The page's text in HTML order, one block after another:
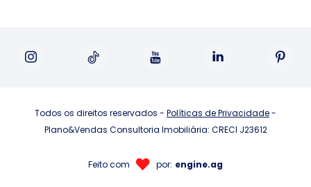
Todos os direitos reservados - Políticas de Privacidade-
Plano&Vendas Consultoria Imobiliária: CRECI J23612
Feito com por: engine.ag